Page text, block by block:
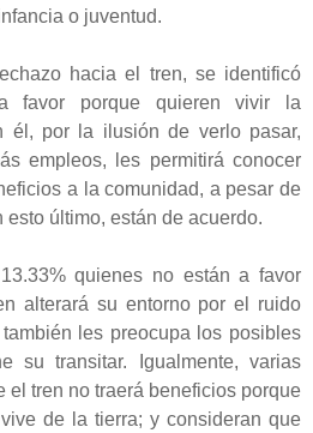
o juventud.
hacia el tren, se identificó
favor porque quieren vivir la
él, por la ilusión de verlo pasar,
empleos, les permitirá conocer
a la comunidad, a pesar de
último, están de acuerdo.
quienes no están a favor
alterará su entorno por el ruido
les preocupa los posibles
su transitar. Igualmente, varias
el tren no traerá beneficios porque
de la tierra; y consideran que